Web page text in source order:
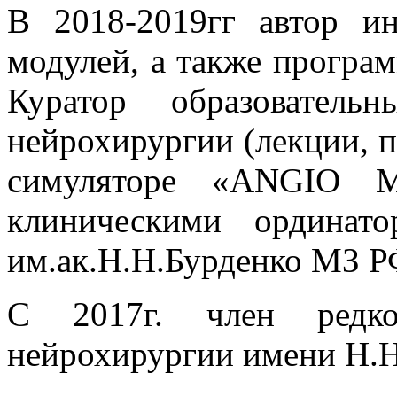
В 2018-2019гг автор
модулей, а также
Куратор
нейрохирургии (лекции,
симуляторе «ANGIO
клиническими
им.ак.Н.Н.Бурденко МЗ
С 2017г. член
нейрохирургии имени